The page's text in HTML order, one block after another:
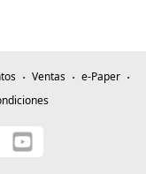
Ventas
e-Paper